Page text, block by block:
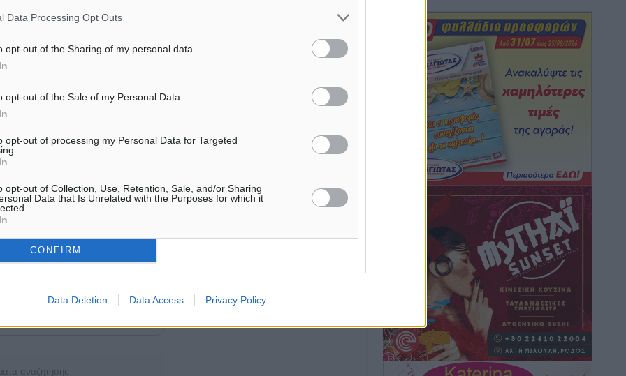
Data Processing Opt Outs
opt-out of the Sharing of my personal data.
opt-out of the Sale of my Personal Data.
opt-out of processing my Personal Data for Targeted
opt-out of Collection, Use, Retention, Sale, and/or Sharing
Data that Is Unrelated with the Purposes for which it
CONFIRM
Data Deletion Data Access Privacy Policy
διαμορφώσουμε τη νέα
υψηλά εκπαιδευμένο
σημαία.
το ναυτικό
και καλές θάλασσες
Ημέρα Ναυτικού
αναζήτησης
Τις θέσεις της Ελλάδας για το ρόλο
της παγκόσμιας ναυτιλίας στη
Βέλγοι τουρίστες: Στα 547,9 εκατ. ευρώ
οι εισπράξεις για την Ελλάδα
• πριν 31 λεπτά
Οι κανόνες για τουριστική ανάπτυξη –
Κατηγοριοποιήσεις, ρυθμίσεις και όρια
Τοπικές Ειδήσεις• πριν 31 λεπτά
Η Τουρκία «γκριζάρει» ξανά το Αιγαίο
και προκαλεί με αφορμή το Ειδικό
Χωροταξικό Πλαίσιο για τον Τουρισμό
Τοπικές Ειδήσεις• πριν 37 λεπτά
Νέα εποχή για το Νοσοκομείο Ρόδου:
Έργα υποδομής, ακτινοθεραπευτικό
κέντρο και νέα μέτρα για τη στελέχωση
Τοπικές Ειδήσεις πριν 2 ώρες
Στη Δημοτική Επιτροπή η Ροδιακή